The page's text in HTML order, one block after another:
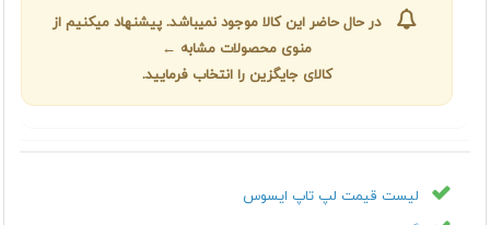
در حال حاضر این کالا موجود نمیباشد. پیشنهاد میکنیم از
منوی محصولات مشابه ←
کالای جایگزین را انتخاب فرمایید.
لیست قیمت لپ تاپ ایسوس